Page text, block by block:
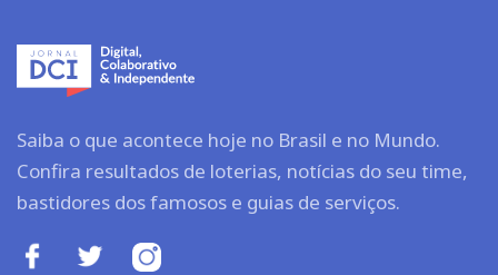
Saiba o que acontece hoje no Brasil e no Mundo.
Confira resultados de loterias, notícias do seu time,
bastidores dos famosos e guias de serviços.